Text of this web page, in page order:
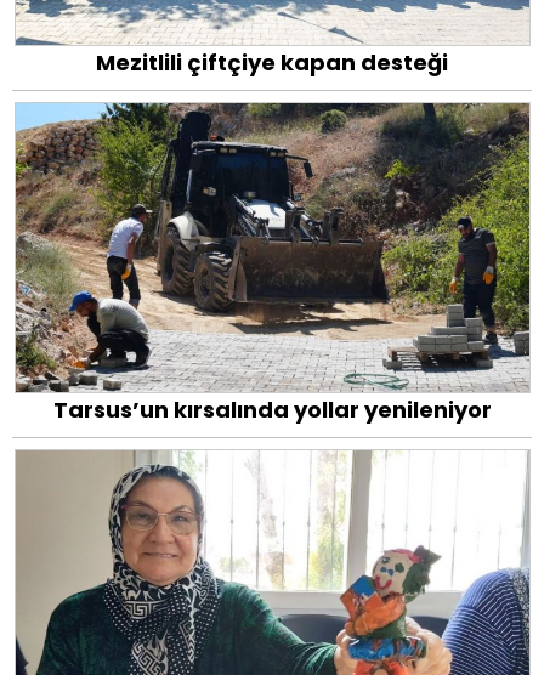
Mezitlili çiftçiye kapan desteği
Tarsus’un kırsalında yollar yenileniyor